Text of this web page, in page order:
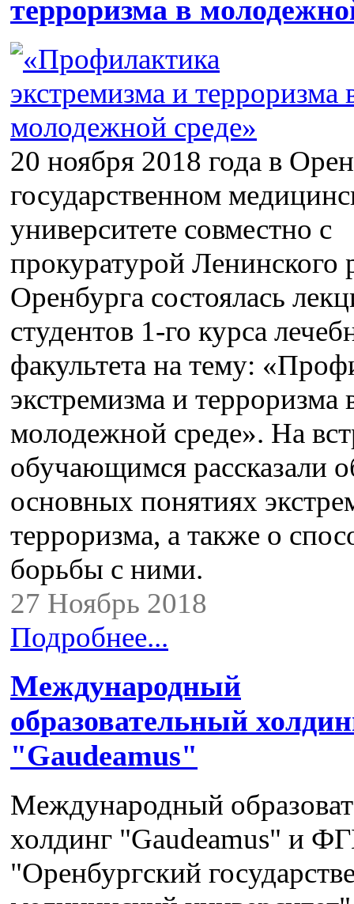
терроризма в
20 ноября 2018 года в
государственном
университете совместно с
прокуратурой Ленинского
Оренбурга состоялась
студентов 1-го курса
факультета на тему:
экстремизма и терроризма
молодежной среде». На
обучающимся рассказали
основных понятиях
терроризма, а также о
борьбы с ними.
27 Ноябрь 2018
Подробнее...
Международный
образовательный
"Gaudeamus"
Международный
холдинг "Gaudeamus" и
"Оренбургский